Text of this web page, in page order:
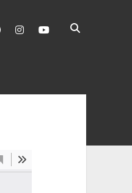
facebookinstagramyoutube